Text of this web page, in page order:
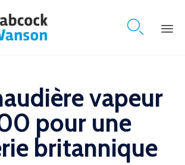

content
vapeur
pour une
britannique